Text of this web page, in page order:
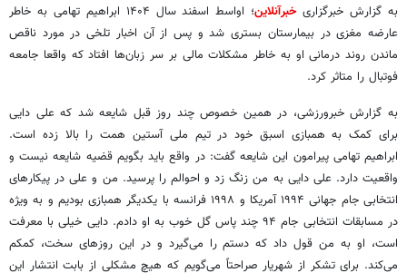
به گزارش خبرگزاریخبرآنلاین
؛ اواسط اسفند سال ۱۴۰۴ ابراهیم تهامی به خاطر
عارضه مغزی در بیمارستان بستری شد و پس از آن اخبار تلخی در مورد ناقص
ماندن روند درمانی او به خاطر مشکلات مالی بر سر زبان‌ها افتاد که واقعا جامعه
فوتبال را متاثر کرد.
به گزارش خبرورزشی، در همین خصوص چند روز قبل شایعه شد که علی دایی
برای کمک به همبازی اسبق خود در تیم ملی آستین همت را بالا زده است.
ابراهیم تهامی پیرامون این شایعه گفت: در واقع باید بگویم قضیه شایعه نیست و
واقعیت دارد. علی دایی به من زنگ زد و احوالم را پرسید. من و علی در پیکارهای
انتخابی جام جهانی ۱۹۹۴ آمریکا و ۱۹۹۸ فرانسه با یکدیگر همبازی بودیم و به ویژه
در مسابقات انتخابی جام ۹۴ چند پاس گل خوب به او دادم. دایی خیلی با معرفت
است، او به من قول داد که دستم را می‌گیرد و در این روزهای سخت، کمکم
می‌کند. برای تشکر از شهریار صراحتاً می‌گویم که هیچ مشکلی از بابت انتشار این